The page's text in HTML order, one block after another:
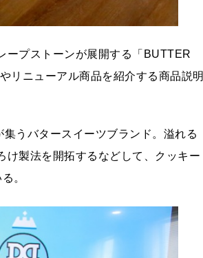
ープストーンが展開する「BUTTER
リニューアル商品を紹介する商品説明
うバタースイーツブランド。溢れる
け製法を開拓するなどして、クッキー
。